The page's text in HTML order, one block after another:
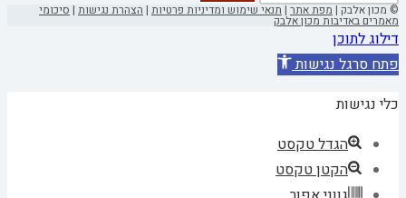
© מכון אלבק |מפת אתר|תנאי שימוש ומדיניות פרטיות | הצהרת נגישות | סיכומי
מאמרים באדיבות מכון אלבק
דילוג לתוכן
פתח סרגל נגישות
כלי נגישות
הגדל טקסט
הקטן טקסט